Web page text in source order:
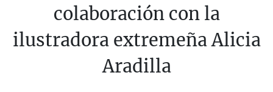
colaboración con la
ilustradora extremeña Alicia
Aradilla